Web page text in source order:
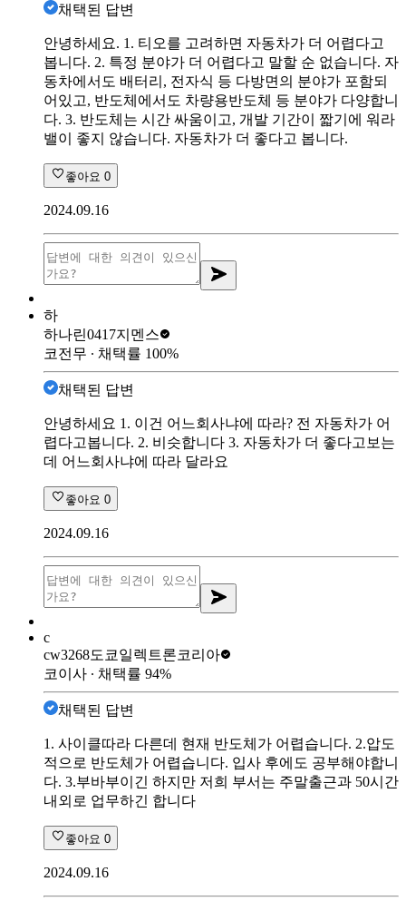
채택된 답변
안녕하세요. 1. 티오를 고려하면 자동차가 더 어렵다고
봅니다. 2. 특정 분야가 더 어렵다고 말할 순 없습니다. 자
동차에서도 배터리, 전자식 등 다방면의 분야가 포함되
어있고, 반도체에서도 차량용반도체 등 분야가 다양합니
다. 3. 반도체는 시간 싸움이고, 개발 기간이 짧기에 워라
밸이 좋지 않습니다. 자동차가 더 좋다고 봅니다.
좋아요 0
2024.09.16
하
하나린0417지멘스
코전무 ∙ 채택률 100%
채택된 답변
안녕하세요 1. 이건 어느회사냐에 따라? 전 자동차가 어
렵다고봅니다. 2. 비슷합니다 3. 자동차가 더 좋다고보는
데 어느회사냐에 따라 달라요
좋아요 0
2024.09.16
c
cw3268도쿄일렉트론코리아
코이사 ∙ 채택률 94%
채택된 답변
1. 사이클따라 다른데 현재 반도체가 어렵습니다. 2.압도
적으로 반도체가 어렵습니다. 입사 후에도 공부해야합니
다. 3.부바부이긴 하지만 저희 부서는 주말출근과 50시간
내외로 업무하긴 합니다
좋아요 0
2024.09.16